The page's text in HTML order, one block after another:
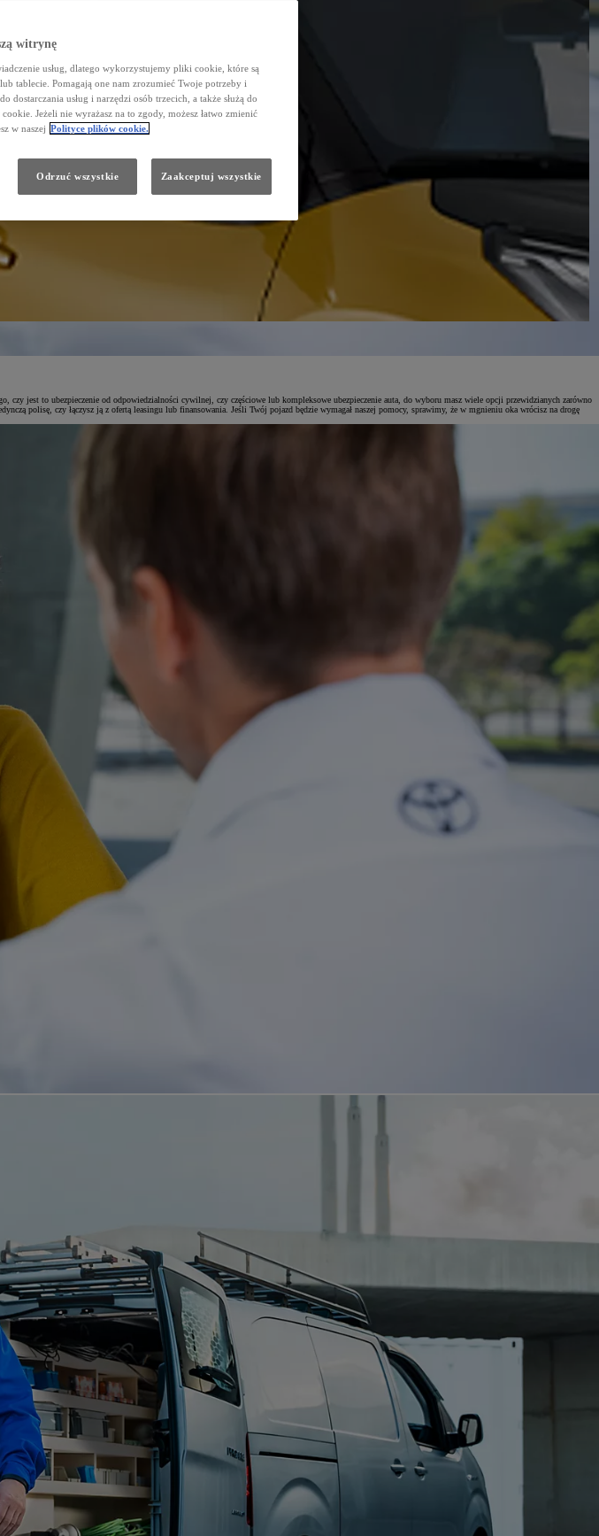
jest to ubezpieczenie od odpowiedzialności cywilnej, czy częściowe lub kompleksowe ubezpieczenie auta, do wyboru masz wiele opcji przewidzianych zarówno
polisę, czy łączysz ją z ofertą leasingu lub finansowania. Jeśli Twój pojazd będzie wymagał naszej pomocy, sprawimy, że w mgnieniu oka wrócisz na drogę
witrynę
usług, dlatego wykorzystujemy pliki cookie, które są
tablecie. Pomagają one nam zrozumieć Twoje potrzeby i
usług i narzędzi osób trzecich, a także służą do
Jeżeli nie wyrażasz na to zgody, możesz łatwo zmienić
w naszej Polityce plików cookie.
Odrzuć wszystkie Zaakceptuj wszystkie